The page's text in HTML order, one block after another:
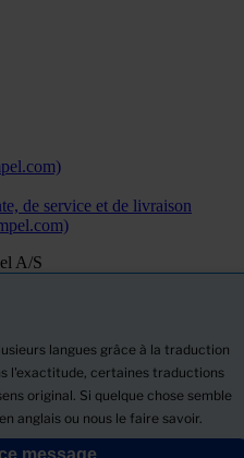
de service et de livraison
A/S
langues grâce à la traduction
l'exactitude, certaines traductions
original. Si quelque chose semble
anglais ou nous le faire savoir.
message
sécurité